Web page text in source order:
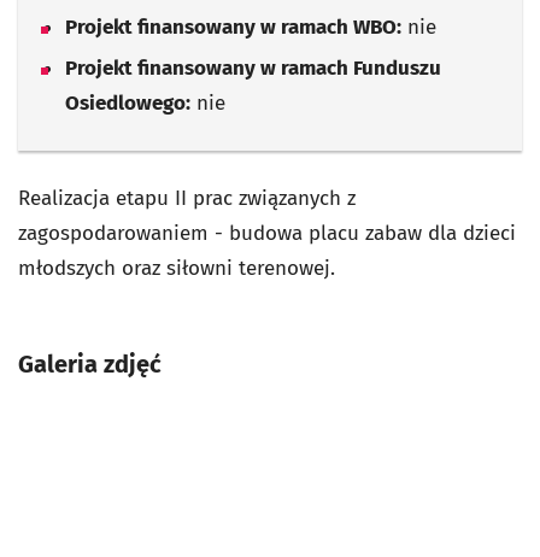
Projekt finansowany w ramach WBO: nie
Projekt finansowany w ramach Funduszu
Osiedlowego: nie
Realizacja etapu II prac związanych z
zagospodarowaniem - budowa placu zabaw dla dzieci
młodszych oraz siłowni terenowej.
Galeria zdjęć